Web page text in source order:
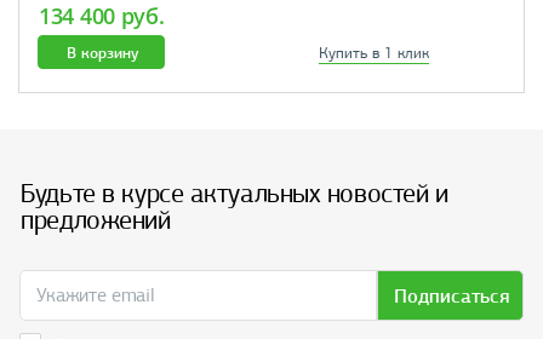
134 400 руб.
В корзину Купить в 1 клик
Будьте в курсе актуальных новостей и
предложений
Подписаться